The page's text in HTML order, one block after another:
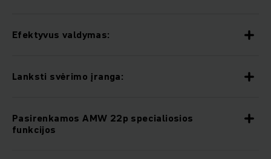
Efektyvus valdymas:
Lanksti svėrimo įranga:
Pasirenkamos AMW 22p specialiosios
funkcijos